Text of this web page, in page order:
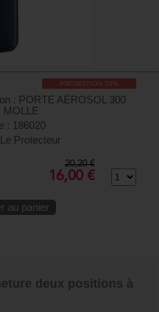
PROMOTION 20%
: PORTE AÉROSOL 300
MOLLE
: 186020
Protecteur
20,20 €
16,00 €
au panier
deux positions à